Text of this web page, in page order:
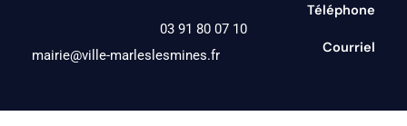
Téléphone
03 91 80 07 10
Courriel
mairie@ville-marleslesmines.fr